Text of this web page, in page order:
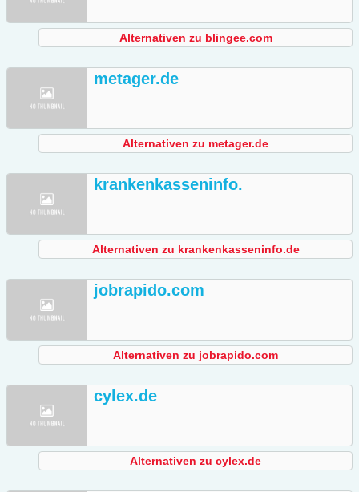
Alternativen zu blingee.com
metager.de
Alternativen zu metager.de
krankenkasseninfo.
Alternativen zu krankenkasseninfo.de
jobrapido.com
Alternativen zu jobrapido.com
cylex.de
Alternativen zu cylex.de